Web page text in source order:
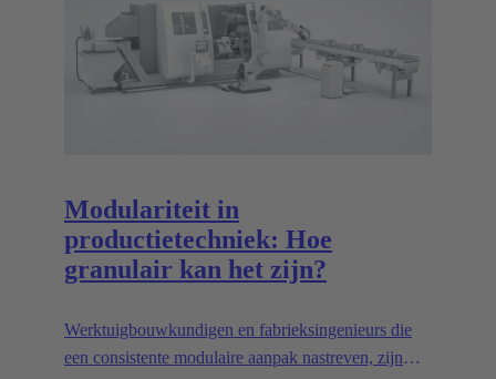
machinebouwklanten van de HARTING
Technology Group en laat zien hoe dit belangrijke
maar ook enorm veelzijdige onderwerp onder de
knie kan worden gekregen.
Modulariteit in
productietechniek: Hoe
granulair kan het zijn?
Werktuigbouwkundigen en fabrieksingenieurs die
een consistente modulaire aanpak nastreven, zijn